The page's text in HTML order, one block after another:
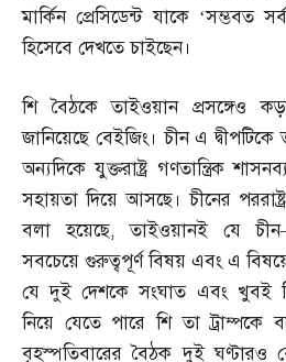
মার্কিন প্রেসিডেন্ট যাকে ‘সম্ভবত
হিসেবে দেখতে চাইছেন।
শি বৈঠকে তাইওয়ান প্রসঙ্গেও
জানিয়েছে বেইজিং। চীন এ
অন্যদিকে যুক্তরাষ্ট্র গণতান্ত্রিক
সহায়তা দিয়ে আসছে। চীনের
বলা হয়েছে,তাইওয়ানই যে চীন
সবচেয়ে গুরুত্বপূর্ণ বিষয় এবং এ
যে দুই দেশকে সংঘাত এবং খুবই
নিয়ে যেতে পারে শি তা ট্রাম্পকে
বৃহস্পতিবারের বৈঠক দুই